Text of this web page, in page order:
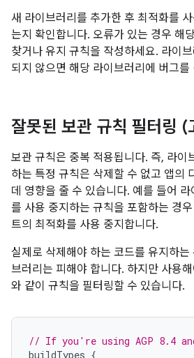
새 라이브러리를 추가한 후 최적화를
는지 확인합니다. 오류가 있는 경우 해
찾거나 유지 규칙을 작성하세요. 라이
되지 않으면 해당 라이브러리에 버그를
잘못된 보관 규칙 필터링 (
보관 규칙은 중복 적용됩니다. 즉, 라이
하는 특정 규칙은 삭제할 수 없고 앱의
데 영향을 줄 수 있습니다. 예를 들어
를 사용 중지하는 규칙을 포함하는 경
트의 최적화를 사용 중지합니다.
실제로 삭제해야 하는 코드를 유지하는
브러리는 피해야 합니다. 하지만 사용
와 같이 규칙을 필터링할 수 있습니다.
// If you're using AGP 8.4
buildTypes {